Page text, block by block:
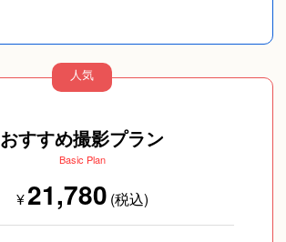
人気
おすすめ撮影プラン
Basic Plan
¥21,780 (税込)